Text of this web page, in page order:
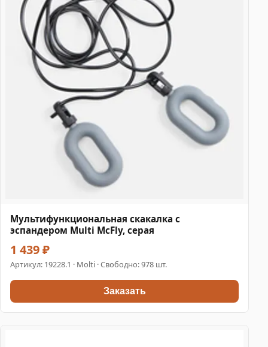
Мультифункциональная скакалка с
эспандером Multi McFly, серая
1 439 ₽
Артикул: 19228.1 · Molti · Свободно: 978 шт.
Заказать